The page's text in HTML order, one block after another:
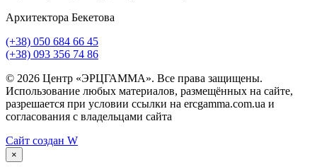
Архитектора Бекетова
(+38) 050 684 66 45
(+38) 093 356 74 86
© 2026 Центр «ЭРЦГАММА». Все права защищены.
Использование любых материалов, размещённых на сайте,
разрешается при условии ссылки на ercgamma.com.ua и
согласования с владельцами сайта
Сайт создан W
×